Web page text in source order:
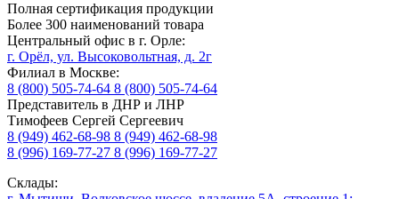
Полная сертификация продукции
Более 300 наименований товара
Центральный офис в г. Орле:
г. Орёл, ул. Высоковольтная, д. 2г
Филиал в Москве:
8 (800) 505-74-64 8 (800) 505-74-64
Представитель в ДНР и ЛНР
Тимофеев Сергей Сергеевич
8 (949) 462-68-98 8 (949) 462-68-98
8 (996) 169-77-27 8 (996) 169-77-27
Склады: